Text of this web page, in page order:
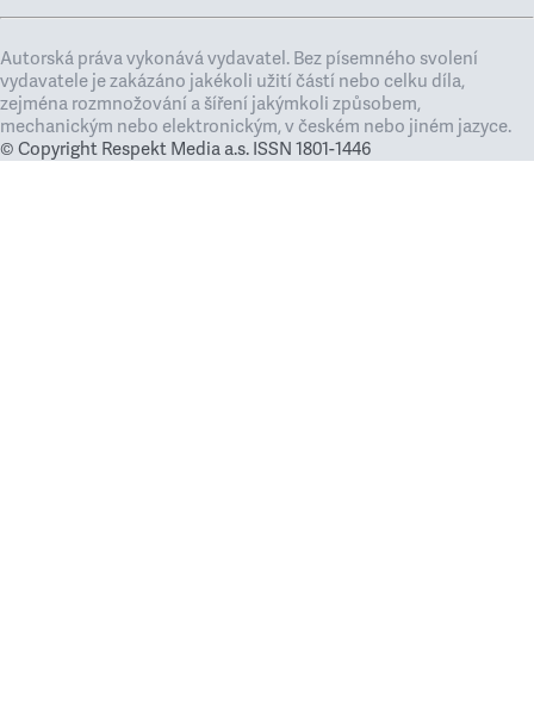
Autorská práva vykonává vydavatel. Bez písemného svolení
vydavatele je zakázáno jakékoli užití částí nebo celku díla,
zejména rozmnožování a šíření jakýmkoli způsobem,
mechanickým nebo elektronickým, v českém nebo jiném jazyce.
© Copyright Respekt Media a.s. ISSN 1801-1446